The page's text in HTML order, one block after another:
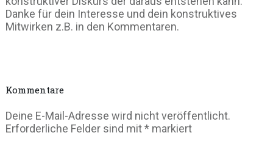
Danke für dein Interesse und dein konstruktives
Mitwirken z.B. in den Kommentaren.
Kommentare
Deine E-Mail-Adresse wird nicht veröffentlicht.
Erforderliche Felder sind mit* markiert